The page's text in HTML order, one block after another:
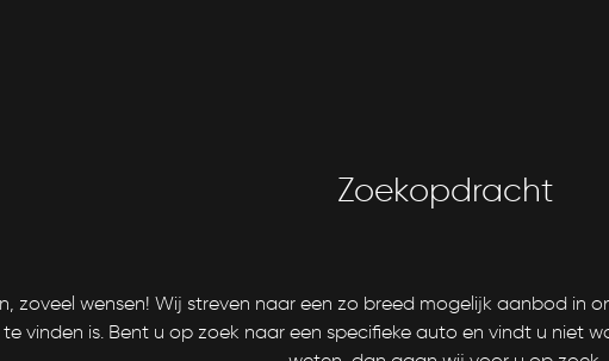
Zoekopdracht
zoveel wensen! Wij streven naar een zo breed mogelijk aanbod in
vinden is. Bent u op zoek naar een specifieke auto en vindt u niet